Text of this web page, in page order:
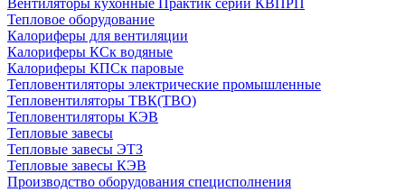
Вентиляторы кухонные Практик серии КВПРП
Тепловое оборудование
Калориферы для вентиляции
Калориферы КСк водяные
Калориферы КПСк паровые
Тепловентиляторы электрические промышленные
Тепловентиляторы ТВК(ТВО)
Тепловентиляторы КЭВ
Тепловые завесы
Тепловые завесы ЭТЗ
Тепловые завесы КЭВ
Производство оборудования специсполнения